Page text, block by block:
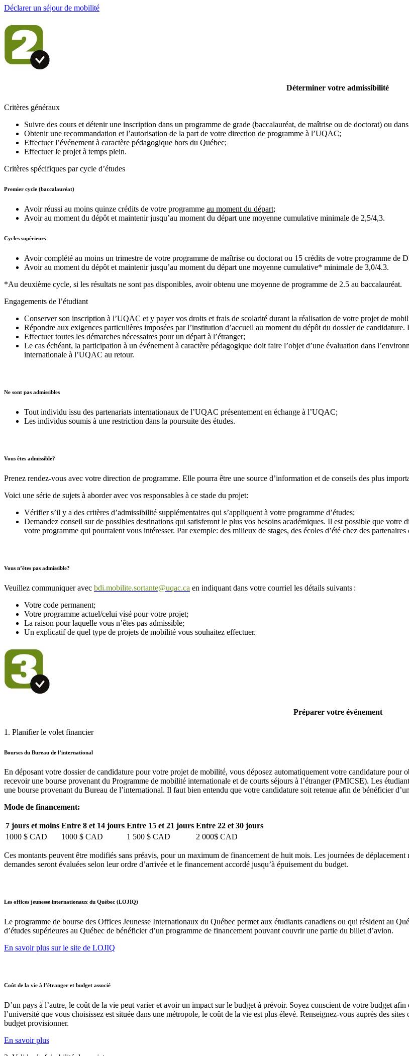
Déclarer un séjour de mobilité
Déterminer votre admissibilité
Critères généraux
Suivre des cours et détenir une inscription dans un programme de grade (baccalauréat, de maîtrise ou de doctorat) ou
Obtenir une recommandation et l’autorisation de la part de votre direction de programme à l’UQAC;
Effectuer l’événement à caractère pédagogique hors du Québec;
Effectuer le projet à temps plein.
Critères spécifiques par cycle d’études
Premier cycle (baccalauréat)
Avoir réussi au moins quinze crédits de votre programme au moment du départ;
Avoir au moment du dépôt et maintenir jusqu’au moment du départ une moyenne cumulative minimale de 2,5/4,3.
Cycles supérieurs
Avoir complété au moins un trimestre de votre programme de maîtrise ou doctorat ou 15 crédits de votre programme de
Avoir au moment du dépôt et maintenir jusqu’au moment du départ une moyenne cumulative* minimale de 3,0/4.3.
*Au deuxième cycle, si les résultats ne sont pas disponibles, avoir obtenu une moyenne de programme de 2.5 au baccalauréat.
Engagements de l’étudiant
Conserver son inscription à l’UQAC et y payer vos droits et frais de scolarité durant la réalisation de votre projet de
Répondre aux exigences particulières imposées par l’institution d’accueil au moment du dépôt du dossier de
Effectuer toutes les démarches nécessaires pour un départ à l’étranger;
Le cas échéant, la participation à un événement à caractère pédagogique doit faire l’objet d’une évaluation dans
internationale à l’UQAC au retour.
Ne sont pas admissibles
Tout individu issu des partenariats internationaux de l’UQAC présentement en échange à l’UQAC;
Les individus soumis à une restriction dans la poursuite des études.
Vous êtes admissible?
Prenez rendez-vous avec votre direction de programme. Elle pourra être une source d’information et de conseils des plus
Voici une série de sujets à aborder avec vos responsables à ce stade du projet:
Vérifier s’il y a des critères d’admissibilité supplémentaires qui s’appliquent à votre programme d’études;
Demandez conseil sur de possibles destinations qui satisferont le plus vos besoins académiques. Il est possible que
votre programme qui pourraient vous intéresser. Par exemple: des milieux de stages, des écoles d’été chez des partenaires
Vous n’êtes pas admissible?
Veuillez communiquer avec bdi.mobilite.sortante@uqac.ca en indiquant dans votre courriel les détails suivants :
Votre code permanent;
Votre programme actuel/celui visé pour votre projet;
La raison pour laquelle vous n’êtes pas admissible;
Un explicatif de quel type de projets de mobilité vous souhaitez effectuer.
Préparer votre événement
1. Planifier le volet financier
Bourses du Bureau de l’international
En déposant votre dossier de candidature pour votre projet de mobilité, vous déposez automatiquement votre candidature pour
recevoir une bourse provenant du Programme de mobilité internationale et de courts séjours à l’étranger (PMICSE). Les
une bourse provenant du Bureau de l’international. Il faut bien entendu que votre candidature soit retenue afin de bénéficier
Mode de financement:
7 jours et moins Entre 8 et 14 jours Entre 15 et 21 jours Entre 22 et 30 jours
1000 $ CAD
1000 $ CAD 1 500 $ CAD 2 000$ CAD
Ces montants peuvent être modifiés sans préavis, pour un maximum de financement de huit mois. Les journées de
demandes seront évaluées selon leur ordre d’arrivée et le financement accordé jusqu’à épuisement du budget.
Les offices jeunesse internationaux du Québec (LOJIQ)
Le programme de bourse des Offices Jeunesse Internationaux du Québec permet aux étudiants canadiens ou qui résident au
d’études supérieures au Québec de bénéficier d’un programme de financement pouvant couvrir une partie du billet d’avion.
En savoir plus sur le site de LOJIQ
Coût de la vie à l’étranger et budget associé
D’un pays à l’autre, le coût de la vie peut varier et avoir un impact sur le budget à prévoir. Soyez conscient de votre budget
l’université que vous choisissez est située dans une métropole, le coût de la vie est plus élevé. Renseignez-vous auprès des
budget provisionner.
En savoir plus